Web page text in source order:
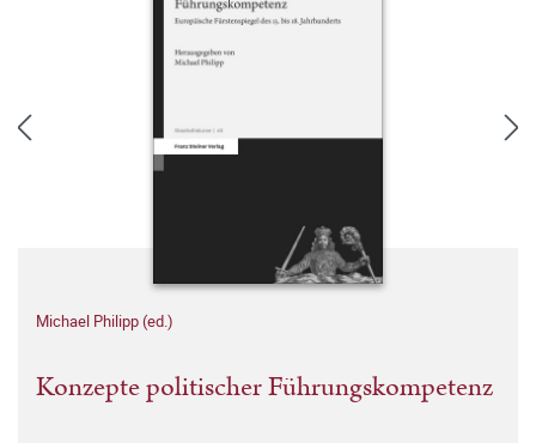
Michael Philipp (ed.)
Konzepte politischer Führungskompetenz